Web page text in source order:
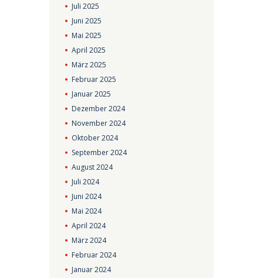
Juli2025
Juni2025
Mai2025
April2025
März2025
Februar2025
Januar2025
Dezember2024
November2024
Oktober2024
September2024
August2024
Juli2024
Juni2024
Mai2024
April2024
März2024
Februar2024
Januar2024